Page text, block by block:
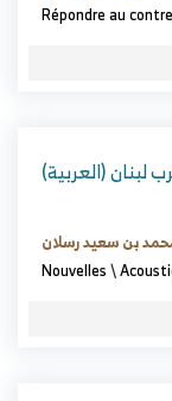
Répondre au
حرب لبنان
بن سعيد رسلان
Nouvelles\